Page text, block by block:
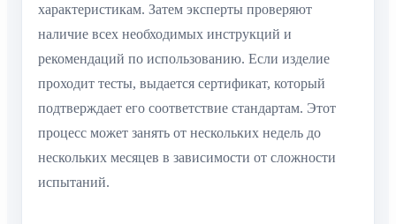
характеристикам. Затем эксперты проверяют
наличие всех необходимых инструкций и
рекомендаций по использованию. Если изделие
проходит тесты, выдается сертификат, который
подтверждает его соответствие стандартам. Этот
процесс может занять от нескольких недель до
нескольких месяцев в зависимости от сложности
испытаний.